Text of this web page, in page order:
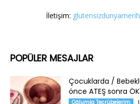
İletişim:
POPÜLER MESAJLAR
Çocuklarda /
önce ATEŞ sonra
Oğlumla Tecrübelerim